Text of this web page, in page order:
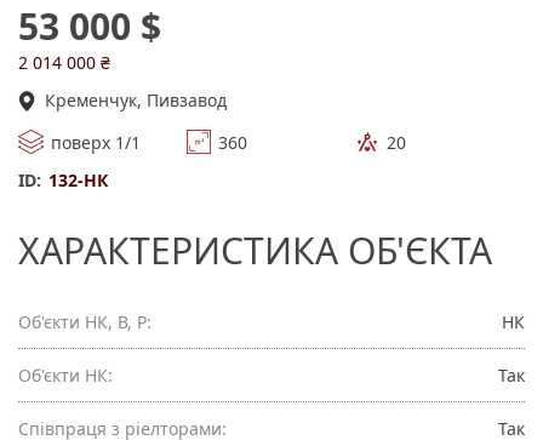
53 000 $
2 014 000 ₴
Кременчук, Пивзавод
поверх 1/1
360
20
ID: 132-НК
ХАРАКТЕРИСТИКА ОБ'ЄКТА
Об'єкти НК, В, Р: НК
Об'єкти НК: Так
Співпраця з ріелторами: Так